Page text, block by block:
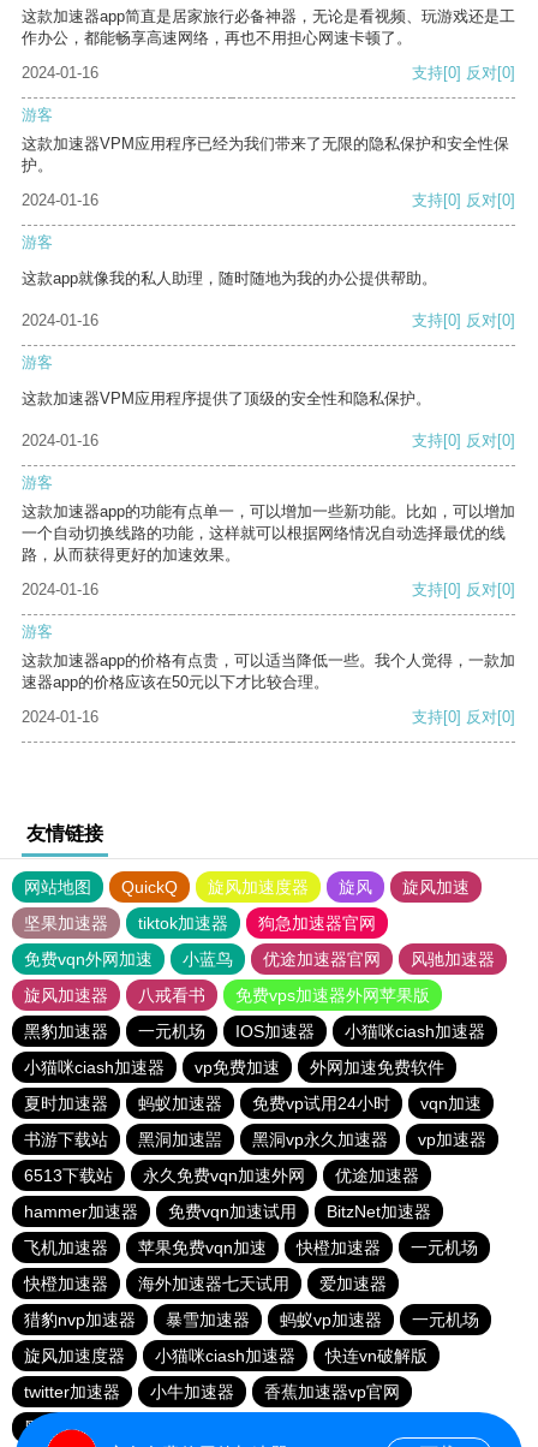
这款加速器app简直是居家旅行必备神器，无论是看视频、玩游戏还是工
作办公，都能畅享高速网络，再也不用担心网速卡顿了。
2024-01-16
支持[0] 反对[0]
游客
这款加速器VPM应用程序已经为我们带来了无限的隐私保护和安全性保
护。
2024-01-16
支持[0] 反对[0]
游客
这款app就像我的私人助理，随时随地为我的办公提供帮助。
2024-01-16 支持[0] 反对[0]
游客
这款加速器VPM应用程序提供了顶级的安全性和隐私保护。
2024-01-16 支持[0] 反对[0]
游客
这款加速器app的功能有点单一，可以增加一些新功能。比如，可以增加
一个自动切换线路的功能，这样就可以根据网络情况自动选择最优的线
路，从而获得更好的加速效果。
2024-01-16
支持[0] 反对[0]
游客
这款加速器app的价格有点贵，可以适当降低一些。我个人觉得，一款加
速器app的价格应该在50元以下才比较合理。
2024-01-16
支持[0] 反对[0]
友情链接
网站地图 QuickQ 旋风加速度器 旋风
旋风加速
坚果加速器
tiktok加速器
狗急加速器官网
免费vqn外网加速
小蓝鸟 优途加速器官网
风驰加速器
旋风加速器
八戒看书
免费vps加速器外网苹果版
黑豹加速器
一元机场 IOS加速器
小猫咪ciash加速器
小猫咪ciash加速器
vp免费加速
外网加速免费软件
夏时加速器
蚂蚁加速器 免费vp试用24小时
vqn加速
书游下载站
黑洞加速噐 黑洞vp永久加速器
vp加速器
6513下载站
永久免费vqn加速外网
优途加速器
hammer加速器
免费vqn加速试用
BitzNet加速器
飞机加速器
苹果免费vqn加速 快橙加速器
一元机场
快橙加速器
海外加速器七天试用
爱加速器
猎豹nvp加速器
暴雪加速器 蚂蚁vp加速器
一元机场
旋风加速度器
小猫咪ciash加速器
快连vn破解版
twitter加速器
小牛加速器
香蕉加速器vp官网
黑洞永久加速器